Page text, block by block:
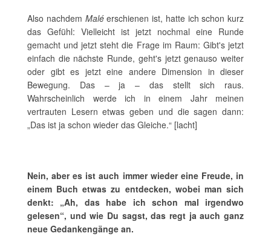
Also nachdem Maléerschienen ist, hatte ich schon kurz
das Gefühl: Vielleicht ist jetzt nochmal eine Runde
gemacht und jetzt steht die Frage im Raum: Gibt's jetzt
einfach die nächste Runde, geht's jetzt genauso weiter
oder gibt es jetzt eine andere Dimension in dieser
Bewegung. Das – ja – das stellt sich raus.
Wahrscheinlich werde ich in einem Jahr meinen
vertrauten Lesern etwas geben und die sagen dann:
„Das ist ja schon wieder das Gleiche.“ [lacht]
Nein, aber es ist auch immer wieder eine Freude, in
einem Buch etwas zu entdecken, wobei man sich
denkt: „Ah, das habe ich schon mal irgendwo
gelesen“, und wie Du sagst, das regt ja auch ganz
neue Gedankengänge an.